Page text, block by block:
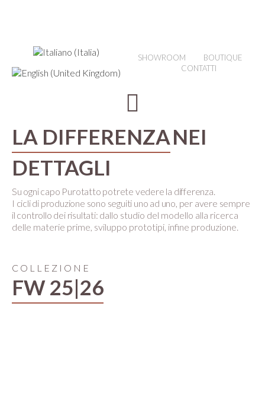
SHOWROOM
BOUTIQUE
CONTATTI
LA DIFFERENZANEI
DETTAGLI
Su ogni capo Purotatto potrete vedere la differenza.
I cicli di produzione sono seguiti uno ad uno, per avere sempre
il controllo dei risultati: dallo studio del modello alla ricerca
delle materie prime, sviluppo prototipi, infine produzione.
COLLEZIONE
FW 25|26